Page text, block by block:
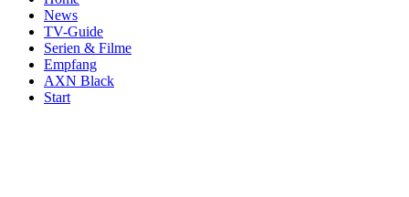
News
TV-Guide
Serien & Filme
Empfang
AXN Black
Start